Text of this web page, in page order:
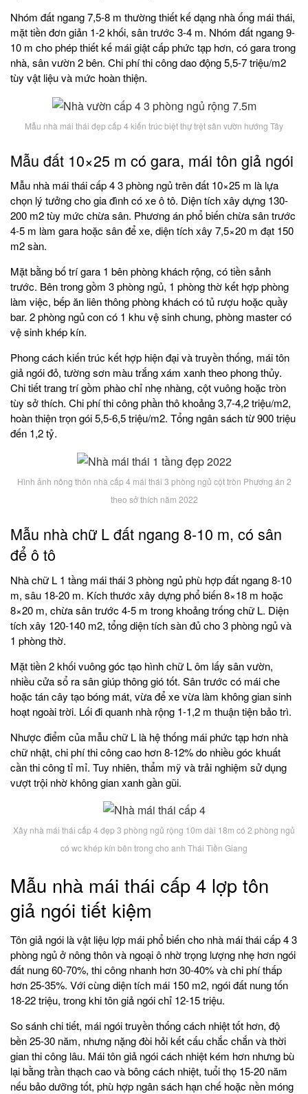
Nhóm đất ngang 7,5-8 m thường thiết kế dạng nhà ống mái thái,
mặt tiền đơn giản 1-2 khối, sân trước 3-4 m. Nhóm đất ngang 9-
10 m cho phép thiết kế mái giật cấp phức tạp hơn, có gara trong
nhà, sân vườn 2 bên. Chi phí thi công dao động 5,5-7 triệu/m2
tùy vật liệu và mức hoàn thiện.
Mẫu nhà mái thái đẹp cấp 4 kiến trúc biệt thự trệt sân vườn hướng Tây
Mẫu đất 10×25 m có gara, mái tôn giả ngói
Mẫu nhà mái thái cấp 4 3 phòng ngủ trên đất 10×25 m là lựa
chọn lý tưởng cho gia đình có xe ô tô. Diện tích xây dựng 130-
200 m2 tùy mức chừa sân. Phương án phổ biến chừa sân trước
4-5 m làm gara hoặc sân để xe, diện tích xây 7,5×20 m đạt 150
m2 sàn.
Mặt bằng bố trí gara 1 bên phòng khách rộng, có tiền sảnh
trước. Bên trong gồm 3 phòng ngủ, 1 phòng thờ kết hợp phòng
làm việc, bếp ăn liên thông phòng khách có tủ rượu hoặc quầy
bar. 2 phòng ngủ con có 1 khu vệ sinh chung, phòng master có
vệ sinh khép kín.
Phong cách kiến trúc kết hợp hiện đại và truyền thống, mái tôn
giả ngói đỏ, tường sơn màu trắng xám xanh theo phong thủy.
Chi tiết trang trí gồm phào chỉ nhẹ nhàng, cột vuông hoặc tròn
tùy sở thích. Chi phí thi công phần thô khoảng 3,7-4,2 triệu/m2,
hoàn thiện trọn gói 5,5-6,5 triệu/m2. Tổng ngân sách từ 900 triệu
đến 1,2 tỷ.
Hình ảnh nông thôn nhà cấp 4 mái thái 3 phòng ngủ cột tròn Phương án 2
theo sở thích năm 2022
Mẫu nhà chữ L đất ngang 8-10 m, có sân
để ô tô
Nhà chữ L 1 tầng mái thái 3 phòng ngủ phù hợp đất ngang 8-10
m, sâu 18-20 m. Kích thước xây dựng phổ biến 8×18 m hoặc
8×20 m, chừa sân trước 4-5 m trong khoảng trống chữ L. Diện
tích xây 120-140 m2, tổng diện tích sàn đủ cho 3 phòng ngủ và
1 phòng thờ.
Mặt tiền 2 khối vuông góc tạo hình chữ L ôm lấy sân vườn,
nhiều cửa sổ ra sân giúp thông gió tốt. Sân trước có mái che
hoặc tán cây tạo bóng mát, vừa để xe vừa làm không gian sinh
hoạt ngoài trời. Lối đi quanh nhà rộng 1-1,2 m thuận tiện bảo trì.
Nhược điểm của mẫu chữ L là hệ thống mái phức tạp hơn nhà
chữ nhật, chi phí thi công cao hơn 8-12% do nhiều góc khuất
cần thi công tỉ mỉ. Tuy nhiên, thẩm mỹ và trải nghiệm sử dụng
vượt trội nhờ không gian xanh gần gũi.
Xây nhà mái thái cấp 4 đẹp 3 phòng ngủ rộng 10m dài 18m có 2 phòng ngủ
có wc khép kín bên trong cho anh Thái Tiền Giang
Mẫu nhà mái thái cấp 4 lợp tôn
giả ngói tiết kiệm
Tôn giả ngói là vật liệu lợp mái phổ biến cho nhà mái thái cấp 4 3
phòng ngủ ở nông thôn và ngoại ô nhờ trọng lượng nhẹ hơn ngói
đất nung 60-70%, thi công nhanh hơn 30-40% và chi phí thấp
hơn 25-35%. Với cùng diện tích mái 150 m2, ngói đất nung tốn
18-22 triệu, trong khi tôn giả ngói chỉ 12-15 triệu.
So sánh chi tiết, mái ngói truyền thống cách nhiệt tốt hơn, độ
bền 25-30 năm, nhưng nặng đòi hỏi kết cấu chắc chắn và thời
gian thi công lâu. Mái tôn giả ngói cách nhiệt kém hơn nhưng bù
lại bằng trần thạch cao và bông cách nhiệt, tuổi thọ 15-20 năm
nếu bảo dưỡng tốt, phù hợp ngân sách hạn chế hoặc nền móng